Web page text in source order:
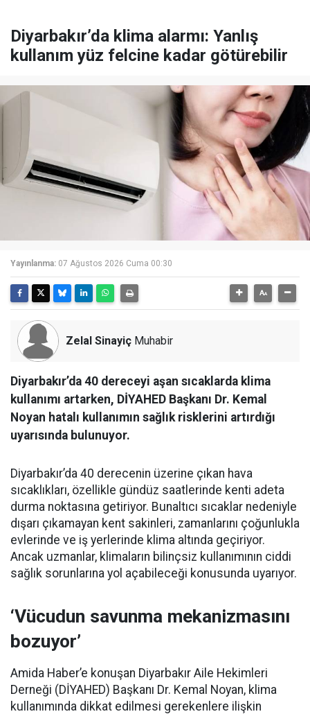
Diyarbakır’da klima alarmı: Yanlış
kullanım yüz felcine kadar götürebilir
Yayınlanma: 07 Ağustos 2026 Cuma 00:30
Zelal Sinayiç Muhabir
Diyarbakır’da 40 dereceyi aşan sıcaklarda klima
kullanımı artarken, DİYAHED Başkanı Dr. Kemal
Noyan hatalı kullanımın sağlık risklerini artırdığı
uyarısında bulunuyor.
Diyarbakır’da 40 derecenin üzerine çıkan hava
sıcaklıkları, özellikle gündüz saatlerinde kenti adeta
durma noktasına getiriyor. Bunaltıcı sıcaklar nedeniyle
dışarı çıkamayan kent sakinleri, zamanlarını çoğunlukla
evlerinde ve iş yerlerinde klima altında geçiriyor.
Ancak uzmanlar, klimaların bilinçsiz kullanımının ciddi
sağlık sorunlarına yol açabileceği konusunda uyarıyor.
‘Vücudun savunma mekanizmasını
bozuyor’
Amida Haber’e konuşan Diyarbakır Aile Hekimleri
Derneği (DİYAHED) Başkanı Dr. Kemal Noyan, klima
kullanımında dikkat edilmesi gerekenlere ilişkin